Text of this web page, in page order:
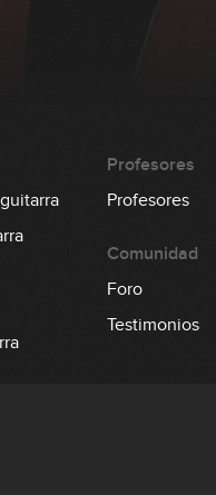
Profesores
Profesores
Comunidad
Foro
Testimonios